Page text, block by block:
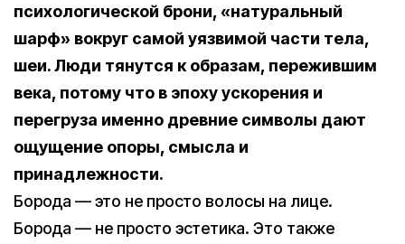
психологической брони, «натуральный
шарф» вокруг самой уязвимой части тела,
шеи. Люди тянутся к образам, пережившим
века, потому что в эпоху ускорения и
перегруза именно древние символы дают
ощущение опоры, смысла и
принадлежности.
Борода — это не просто волосы на лице.
Борода — не просто эстетика. Это также